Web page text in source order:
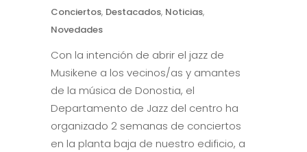
Conciertos, Destacados, Noticias,
Novedades
Con la intención de abrir el jazz de
Musikene a los vecinos/as y amantes
de la música de Donostia, el
Departamento de Jazz del centro ha
organizado 2 semanas de conciertos
en la planta baja de nuestro edificio, a